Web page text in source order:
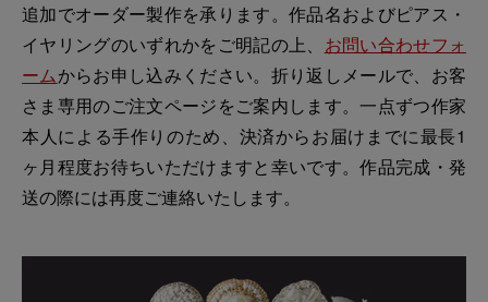
追加でオーダー製作を承ります。作品名およびピアス・
イヤリングのいずれかをご明記の上、 お問い合わせフォ
ームからお申し込みください。折り返しメールで、お客
さま専用のご注文ページをご案内します。一点ずつ作家
本人による手作りのため、決済からお届けまでに最長1
ヶ月程度お待ちいただけますと幸いです。作品完成・発
送の際には再度ご連絡いたします。